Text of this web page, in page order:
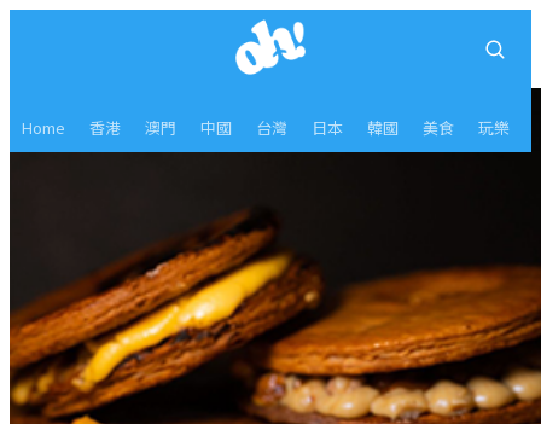
Home 香港 澳門 中國 台灣 日本 韓國 美食 玩樂